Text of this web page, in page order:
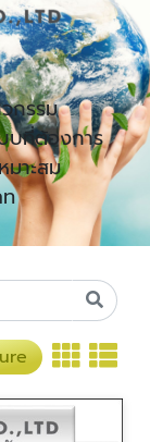
กรรม
บที่ต้องการ
มาะสม